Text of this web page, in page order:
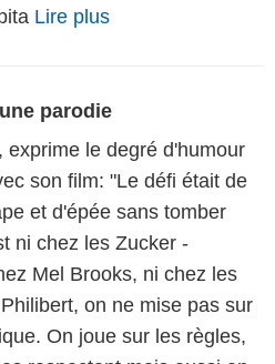
Lire plus
parodie
exprime le degré d'humour
son film: "Le défi était de
et d'épée sans tomber
ni chez les Zucker -
Mel Brooks, ni chez les
on ne mise pas sur
On joue sur les règles,